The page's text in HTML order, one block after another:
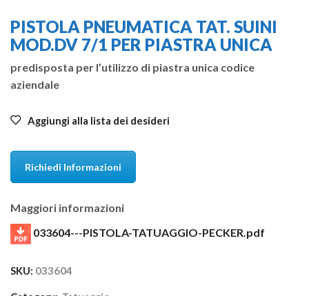
PISTOLA PNEUMATICA TAT. SUINI
MOD.DV 7/1 PER PIASTRA UNICA
predisposta per l’utilizzo di piastra unica codice
aziendale
Aggiungi alla lista dei desideri
Richiedi Informazioni
Maggiori informazioni
033604---PISTOLA-TATUAGGIO-PECKER.pdf
SKU: 033604